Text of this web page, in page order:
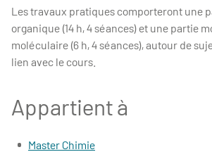
Les travaux pratiques comporteront une
organique (14 h, 4 séances) et une partie
moléculaire (6 h, 4 séances), autour de
lien avec le cours.
Appartient à
Master Chimie